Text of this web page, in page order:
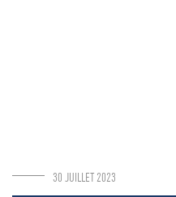
30 JUILLET 2023